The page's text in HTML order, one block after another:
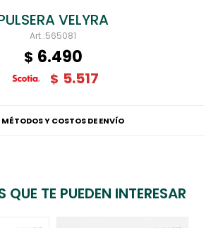
VELYRA
565081
$ 6.490
$ 5.517
MÉTODOS Y COSTOS DE ENVÍO
TE PUEDEN INTERESAR